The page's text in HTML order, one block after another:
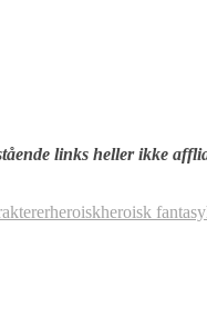
links heller ikke
heroiskheroisk fantasy